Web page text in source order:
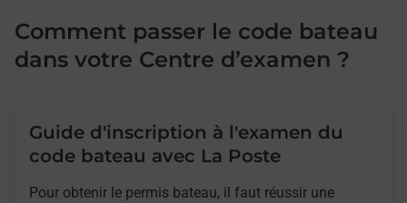
Comment passer le code bateau
dans votre Centre d’examen ?
Guide d'inscription à l'examen du
code bateau avec La Poste
Pour obtenir le permis bateau, il faut réussir une